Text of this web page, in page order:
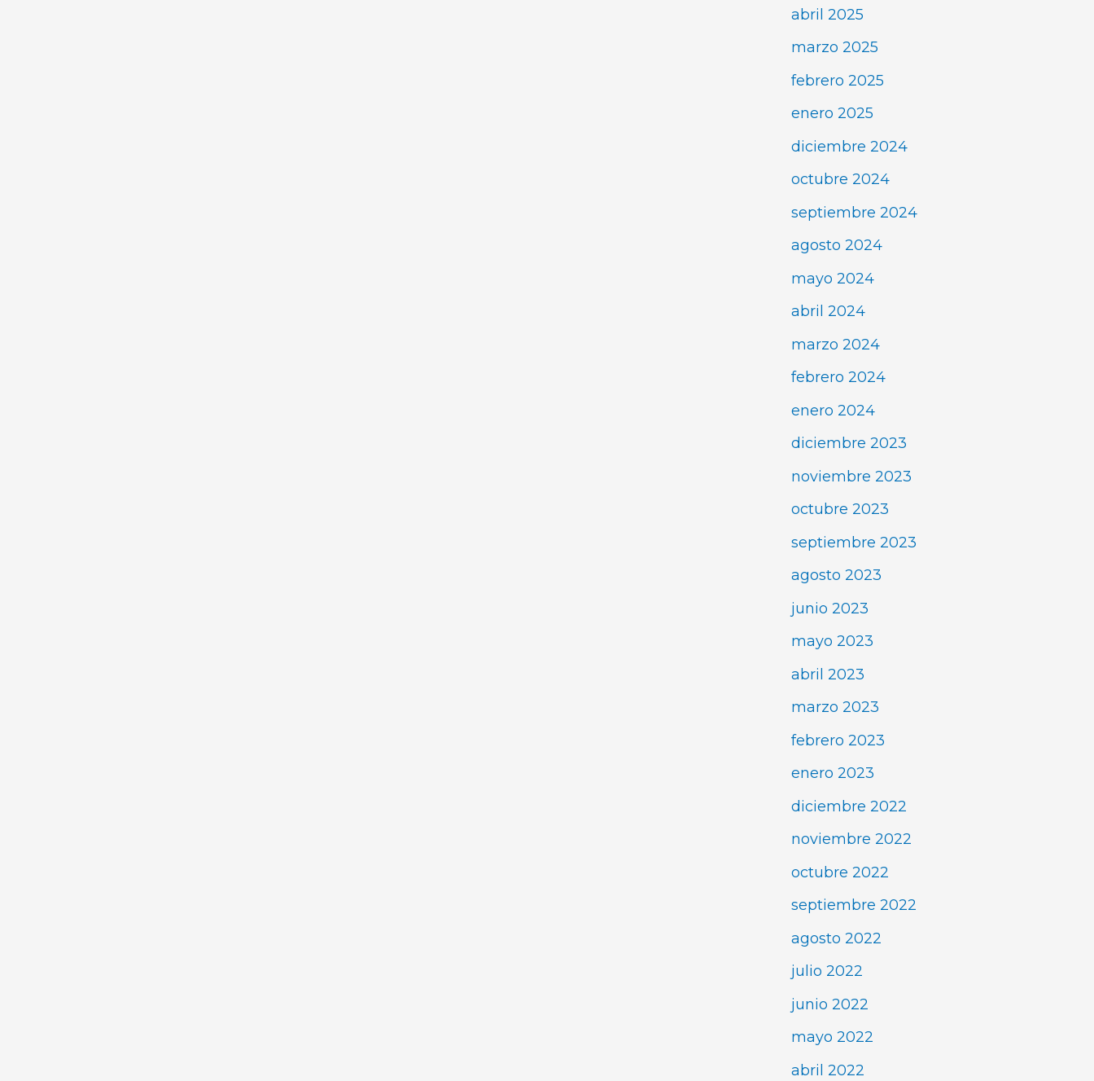
abril 2025
marzo 2025
febrero 2025
enero 2025
diciembre 2024
octubre 2024
septiembre 2024
agosto 2024
mayo 2024
abril 2024
marzo 2024
febrero 2024
enero 2024
diciembre 2023
noviembre 2023
octubre 2023
septiembre 2023
agosto 2023
junio 2023
mayo 2023
abril 2023
marzo 2023
febrero 2023
enero 2023
diciembre 2022
noviembre 2022
octubre 2022
septiembre 2022
agosto 2022
julio 2022
junio 2022
mayo 2022
abril 2022